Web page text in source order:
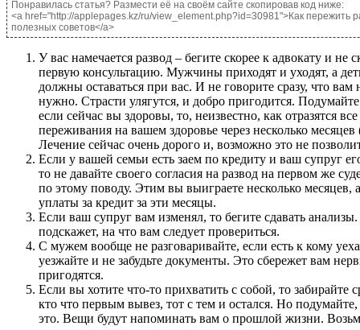
Понравилась статья? Размести её на своём сайте скопировав код ниже:
<a href="http://applepages.kz/ru/view_element.php?id=30981">Как пережить
полезных советов</a>
У вас намечается развод – бегите скорее к адвокату и не
первую консультацию. Мужчины приходят и уходят, а
должны оставаться при вас. И не говорите сразу, что вам
нужно. Страсти улягутся, и добро пригодится.
если сейчас вы здоровы, то, неизвестно, как отразятся
переживания на вашем здоровье через несколько месяцев
Лечение сейчас очень дорого и, возможно это не
Если у вашей семьи есть заем по кредиту и ваш супруг
то не давайте своего согласия на развод на первом же
по этому поводу. Этим вы выиграете несколько месяцев,
уплаты за кредит за эти месяцы.
Если ваш супруг вам изменял, то бегите сдавать
подскажет, на что вам следует провериться.
С мужем вообще не разговаривайте, если есть к кому
уезжайте и не забудьте документы. Это сбережет вам
пригодятся.
Если вы хотите что-то прихватить с собой, то забирайте
кто что первым вывез, тот с тем и остался. Но
это. Вещи будут напоминать вам о прошлой жизни.